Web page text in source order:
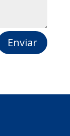
Enviar